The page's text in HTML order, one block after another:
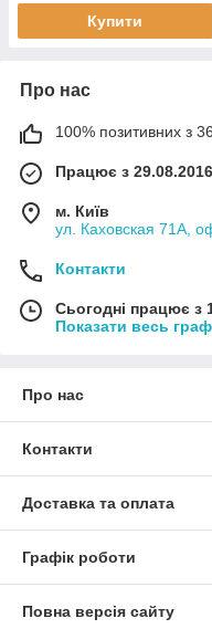
Купити
Про нас
100% позитивних з
Працює з 29.08.2016
м. Київ
ул. Каховская 71А,
Контакти
Сьогодні працює з
Показати весь
Про нас
Контакти
Доставка та оплата
Графік роботи
Повна версія сайту